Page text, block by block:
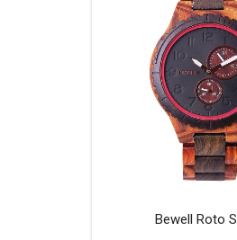
Bewell Roto